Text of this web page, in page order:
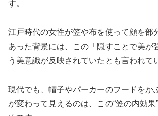
す。
江戸時代の女性が笠や布を使って顔を部
あった背景には、この「隠すことで美が
う美意識が反映されていたとも言われて
現代でも、帽子やパーカーのフードをか
が変わって見えるのは、この“笠の内効果